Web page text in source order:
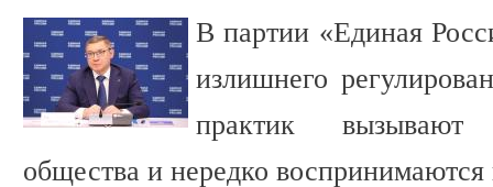
В партии «Единая
излишнего
практик вызывают
общества и нередко